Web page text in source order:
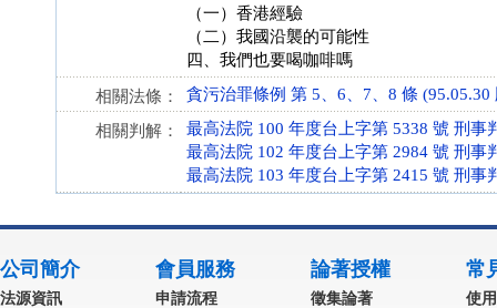
（一）香港經驗
（二）我國沿襲的可能性
四、我們也要喝咖啡嗎
相關法條： 貪污治罪條例 第 5、6、7、8 條 (95.05.30
相關判解：
最高法院 100 年度台上字第 5338 號 刑事
最高法院 102 年度台上字第 2984 號 刑事
最高法院 103 年度台上字第 2415 號 刑事
公司簡介
法源資訊
會員服務
申請流程
論著授權
徵集論著
常
使